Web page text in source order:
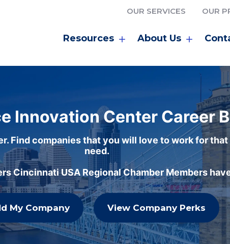
OUR SERVICES OUR
Resources About Us
Innovation Center Career
Find companies that you will love to work for
need.
Cincinnati USA Regional Chamber Members
My Company View Company Perks